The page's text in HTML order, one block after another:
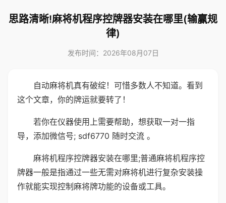
思路清晰!麻将机程序控牌器安装在哪里(输赢规
律)
发布时间：2026年08月07日
自动麻将机真有破绽！可惜多数人不知道。看到
这个文章，你的牌运就要转了！
若你在仪器使用上需要帮助，想获取一对一指
导，添加微信号; sdf6770 随时交流 。
麻将机程序控牌器安装在哪里;普通麻将机程序控
牌器一般是指通过一些无需对麻将机进行复杂安装操
作就能实现控制麻将牌功能的设备或工具。